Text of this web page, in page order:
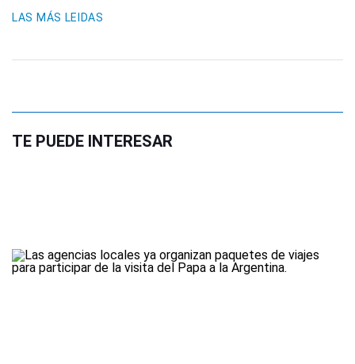
LAS MÁS LEIDAS
TE PUEDE INTERESAR